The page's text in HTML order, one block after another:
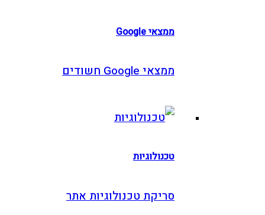
ממצאי Google חשודים
טכנולוגיות
סריקת טכנולוגיות אתר